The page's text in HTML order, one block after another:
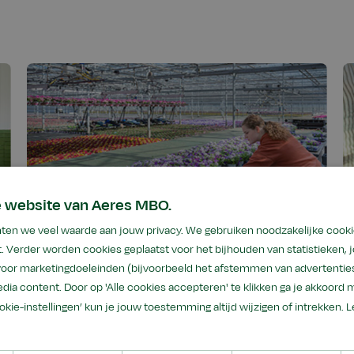
de praktijk werken, doe je
van Aeres MBO.
we veel waarde aan jouw privacy. We gebruiken noodzakelijke
Verder worden cookies geplaatst voor het bijhouden van statistieken,
marketingdoeleinden (bijvoorbeeld het afstemmen van
content. Door op 'Alle cookies accepteren' te klikken ga je akkoord
instellingen’ kun je jouw toestemming altijd wijzigen of intrekken.